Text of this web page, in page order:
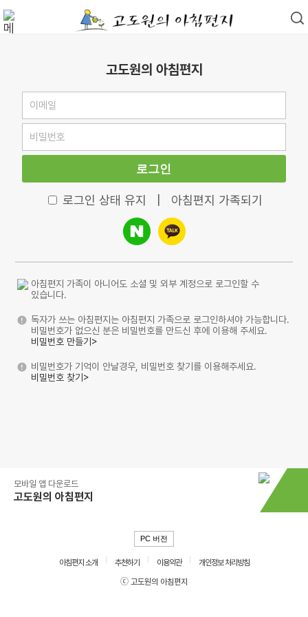
고도원의 아침편지
로그인
로그인 상태 유지 아침편지 가족되기
아침편지 가족이 아니어도 소셜 및 외부 계정으로 로그인할 수
있습니다.
독자가 쓰는 아침편지는 아침편지 가족으로 로그인하셔야 가능합니다.
비밀번호가 없으신 분은 비밀번호를 만드신 후에 이용해 주세요.
비밀번호 만들기>
비밀번호가 기억이 안날경우, 비밀번호 찾기를 이용해주세요.
비밀번호 찾기>
모바일 앱 다운로드
고도원의 아침편지
PC 버전
아침편지 소개 추천하기 이용약관
개인정보 처리방침
ⓒ 고도원의 아침편지